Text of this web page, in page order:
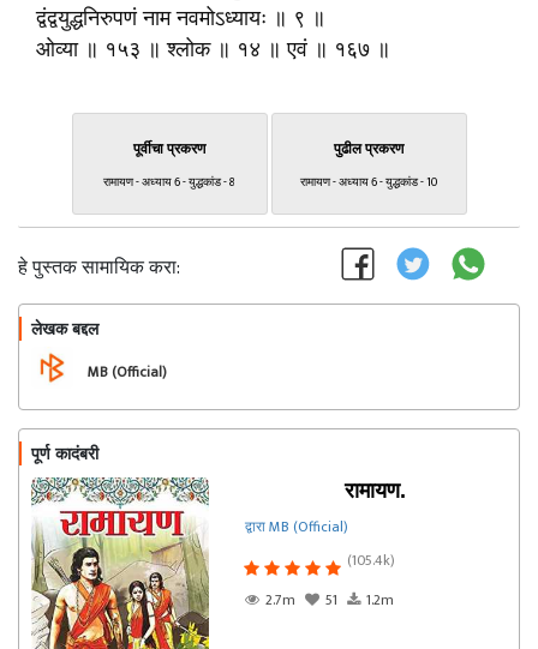
द्वंद्वयुद्धनिरुपणं नाम नवमोऽध्यायः ॥ ९ ॥
ओव्या ॥ १५३ ॥ श्लोक ॥ १४ ॥ एवं ॥ १६७ ॥
पूर्वीचा प्रकरण
रामायण - अध्याय 6 - युद्धकांड - 8
पुढील प्रकरण
रामायण - अध्याय 6 - युद्धकांड - 10
हे पुस्तक सामायिक करा:
लेखक बद्दल
MB (Official)
पूर्ण कादंबरी
रामायण.
द्वारा MB (Official)
(105.4k)
2.7m
51 1.2m